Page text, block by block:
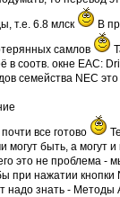
т.е. 6.8 млск
В
самлов
в соотв. окне EAC:
семейства NEC
все готово
могут быть, а могут
это не проблема -
при нажатии кнопки
надо знать -